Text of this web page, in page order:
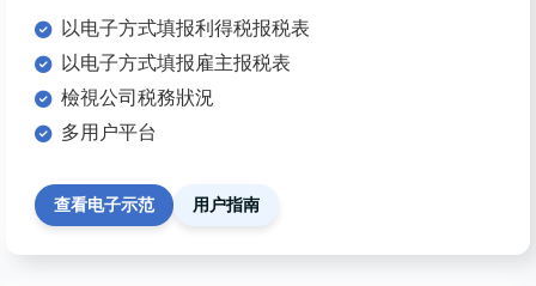
以电子方式填报利得税报税表
以电子方式填报雇主报税表
檢視公司税務狀況
多用户平台
查看电子示范 用户指南